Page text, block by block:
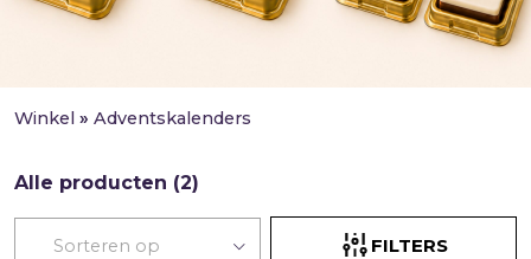
Winkel » Adventskalenders
Alle producten (2)
FILTERS